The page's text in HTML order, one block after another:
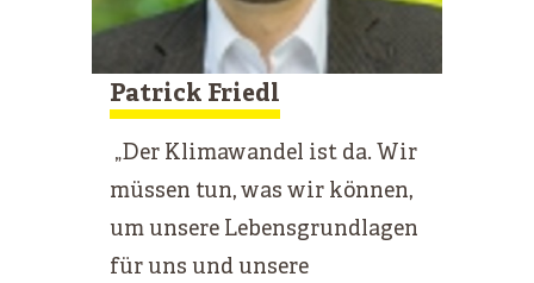
Patrick Friedl
„Der Klimawandel ist da. Wir
müssen tun, was wir können,
um unsere Lebensgrundlagen
für uns und unsere